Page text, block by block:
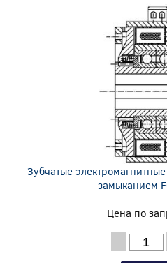
Зубчатые
замыканием
Цена по
-